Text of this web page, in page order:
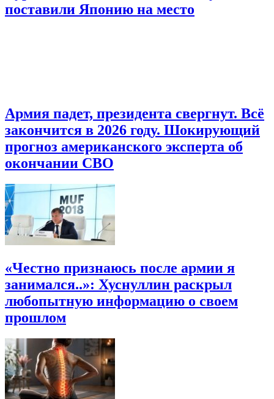
поставили Японию на место
Армия падет, президента свергнут. Всё
закончится в 2026 году. Шокирующий
прогноз американского эксперта об
окончании СВО
«Честно признаюсь после армии я
занимался..»: Хуснуллин раскрыл
любопытную информацию о своем
прошлом